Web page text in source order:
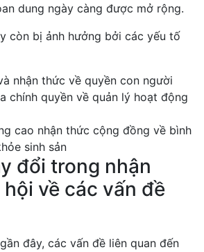
dung ngày càng được mở rộng.
còn bị ảnh hưởng bởi các yếu tố
nhận thức về quyền con người
chính quyền về quản lý hoạt động
cao nhận thức cộng đồng về bình
sinh sản
đổi trong nhận
về các vấn đề
đây, các vấn đề liên quan đến